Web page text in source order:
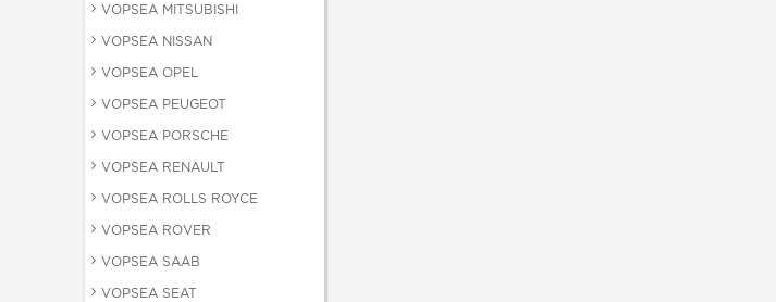
VOPSEA MITSUBISHI
VOPSEA NISSAN
VOPSEA OPEL
VOPSEA PEUGEOT
VOPSEA PORSCHE
VOPSEA RENAULT
VOPSEA ROLLS ROYCE
VOPSEA ROVER
VOPSEA SAAB
VOPSEA SEAT